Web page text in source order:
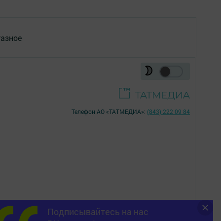
Подписывайтесь на нас
Телефон АО «ТАТМЕДИА»: (843) 222 09 84